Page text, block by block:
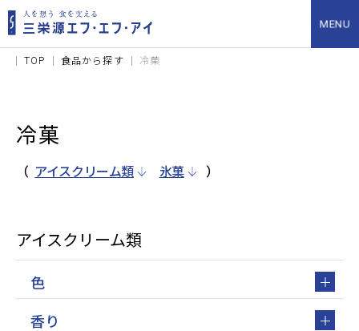
TOP 食品から探す 冷菓
冷菓
（ アイスクリーム類 氷菓 ）
アイスクリーム類
色
香り